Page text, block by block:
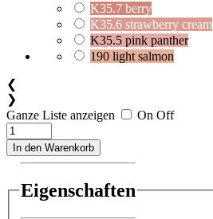
K35.7 berry
K35.6 strawberry cream
K35.5 pink panther
190 light salmon
❮
❯
Ganze Liste anzeigen
On Off
In den Warenkorb
Eigenschaften